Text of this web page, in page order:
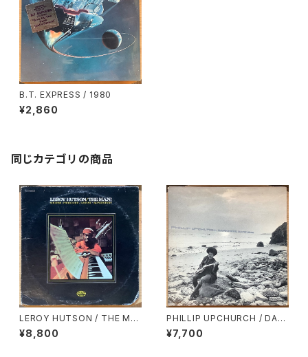
B.T. EXPRESS / 1980
¥2,860
同じカテゴリの商品
LEROY HUTSON / THE MA
N!
¥8,800
PHILLIP UPCHURCH / DAR
KNESS, DARKNESS
¥7,700